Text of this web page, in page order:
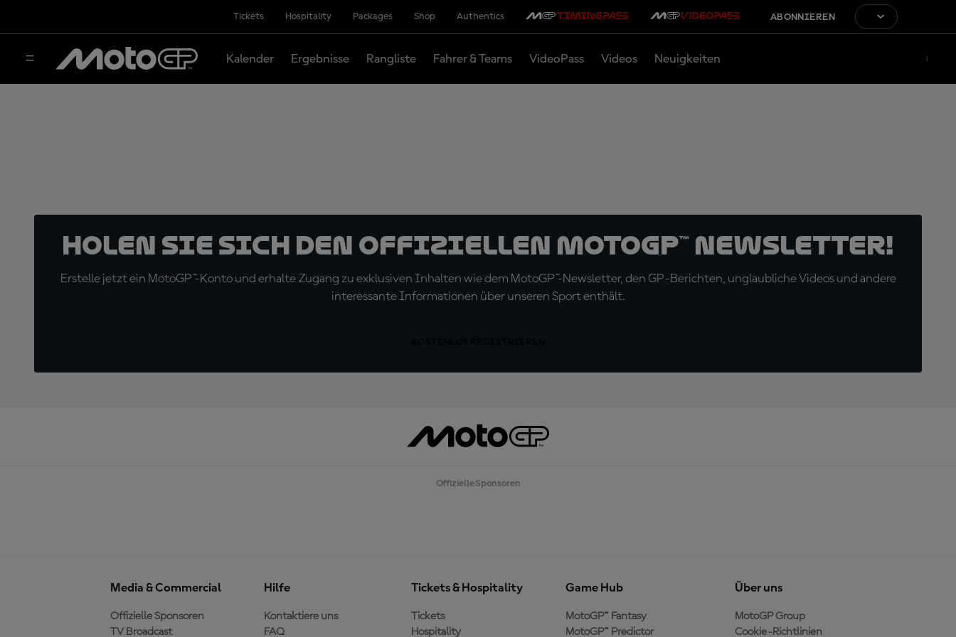
Tickets Hospitality Packages Shop Authentics ABONNIEREN
Kalender Ergebnisse Rangliste Fahrer & Teams VideoPass Videos Neuigkeiten
Holen Sie sich den offiziellen MotoGP™ Newsletter!
Erstelle jetzt ein MotoGP™-Konto und erhalte Zugang zu exklusiven Inhalten wie dem MotoGP™-Newsletter, den GP-Berichten, unglaubliche Videos und andere
interessante Informationen über unseren Sport enthält.
Offizielle Sponsoren
Media & Commercial
Offizielle Sponsoren
TV Broadcast
Hilfe
Kontaktiere uns
FAQ
Tickets & Hospitality
Tickets
Hospitality
Game Hub
MotoGP™ Fantasy
MotoGP™ Predictor
Über uns
MotoGP Group
Cookie-Richtlinien